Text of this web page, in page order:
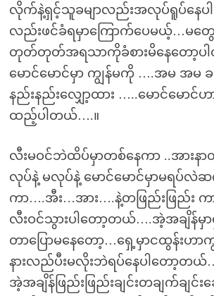
လိုက်နဲ့ရှင့်သူခမျာလည်းအလုပ်ရူပ်နေ
လည်းဖင်ခံရမှာကြောက်ပေမယ့်…မတွ
တုတ်တုတ်အရသာကိုခံစားမိနေတော့ပ
မောင်မောင်မှာ ကျွန်မကို ….အမ အမ
နည်းနည်းလျှော့ထား …..မောင်မော
ထည့်ပါတယ်….။
လီးမဝင်ဘဲထိပ်မှာတစ်နေကာ ..အားန
လုပ်နဲ့ မလုပ်နဲ့ မောင်မောင်မှာမရပ်
ကာ….အီး…အား….နဲ့တဖြည်းဖြည်း
လီးဝင်သွားပါတော့တယ်….အဲ့အချိန်မှ
တာပြောမနေတော့…ရှေ့မှာငထွန်းဟာ
နားလည်ပီးမလိုးဘဲရပ်နေပါတော့တယ်
အဲ့အချိန်ဖြည်းဖြည်းချင်းတချက်ချင်း